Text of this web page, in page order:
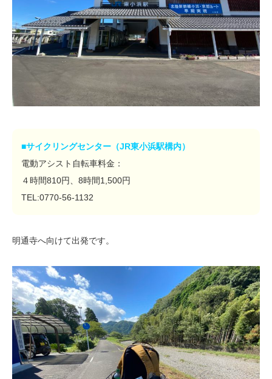
■サイクリングセンター（JR東小浜駅構内）
電動アシスト自転車料金：
４時間810円、8時間1,500円
TEL:0770-56-1132
明通寺へ向けて出発です。